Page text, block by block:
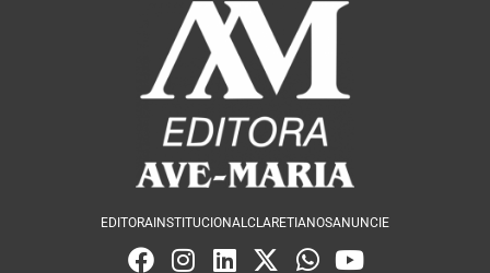
EDITORA INSTITUCIONALCLARETIANOSANUNCIE